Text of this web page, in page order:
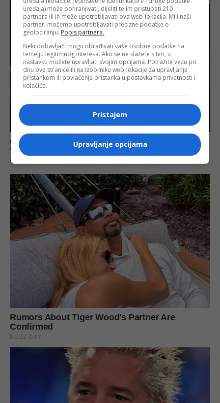
uređaja) može pohranjivati, dijeliti te im pristupati 210
partnera ili ih može upotrebljavati ova web-lokacija. Mi i naši
partneri možemo upotrebljavati precizne podatke o
geolociranju. Popis partnera.
Neki dobavljači mogu obrađivati vaše osobne podatke na
temelju legitimnog interesa. Ako se ne slažete s tim, u
nastavku možete upravljati svojim opcijama. Potražite vezu pri
dnu ove stranice ili na izborniku web-lokacije za upravljanje
pristankom ili povlačenje pristanka u postavkama privatnosti i
kolačića.
Pristajem
Upravljanje opcijama